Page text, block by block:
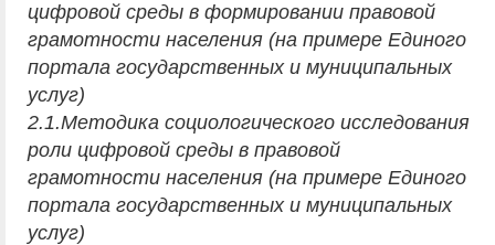
цифровой среды в формировании правовой
грамотности населения (на примере Единого
портала государственных и муниципальных
услуг)
2.1.Методика социологического исследования
роли цифровой среды в правовой
грамотности населения (на примере Единого
портала государственных и муниципальных
услуг)